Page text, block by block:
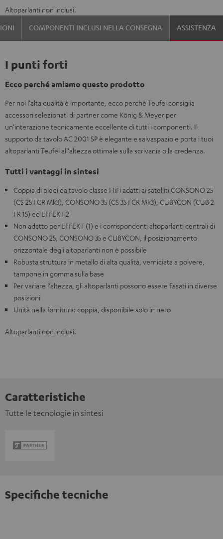
Altoparlanti non inclusi.
COMPONENTI INCLUSI NELLA CONSEGNA ASSISTENZA
I punti forti
Ecco perché amiamo questo prodotto
Per noi l'alta qualità è importante, ecco perchè Teufel consiglia
accessori selezionati di partner come König & Meyer per
un'interazione tecnicamente eccellente di tutti i componenti. Il
supporto da tavolo AC 2001 SP è elegante e salvaspazio e porta i tuoi
altoparlanti Teufel all'altezza ottimale sulla scrivania o la credenza.
Tutti i vantaggi in sintesi
Coppia di piedi da tavolo classe HiFi adatti ai satelliti CONSONO 25
(CS 25 FCR Mk3), CONSONO 35 (CS 35 FCR Mk3), CUBYCON (CUB 2
FR 15) ed EFFEKT 2
Non adatto per EFFEKT (1) e i corrispondenti altoparlanti centrali di
CONSONO 25, CONSONO 35 e CUBYCON, il posizionamento
orizzontale degli altoparlanti non è possibile
Robusta struttura in metallo di alta qualità, verniciata a polvere,
tampone in gomma sulla base
Per variare l'altezza, gli altoparlanti possono essere fissati in diverse
posizioni
Unità nella fornitura: coppia, disponibile solo in nero
Altoparlanti non inclusi.
Caratteristiche
Tutte le tecnologie in sintesi
Specifiche tecniche